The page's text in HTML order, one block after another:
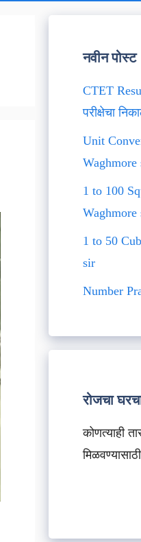
नवीन पोस्ट
CTET
परीक्षेचा
Unit
Waghmore
1 to 100
Waghmore
1 to 50
sir
Number
रोजचा
कोणत्याही
मिळवण्यासाठी